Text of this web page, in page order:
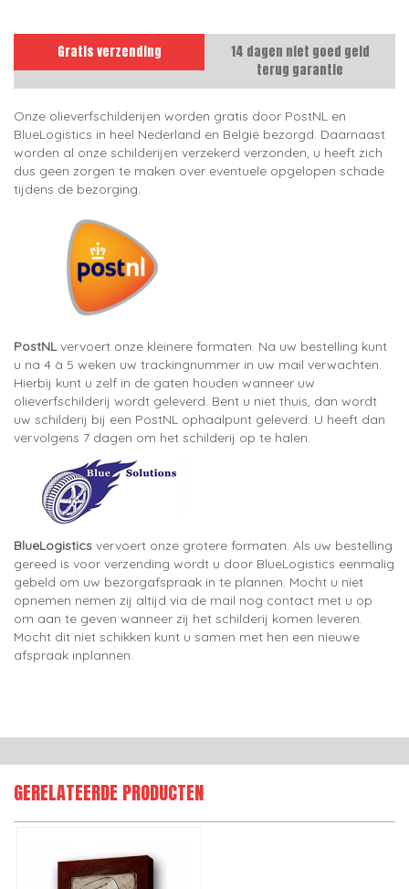
Gratis verzending
14 dagen niet goed geld
terug garantie
Onze olieverfschilderijen worden gratis door PostNL en
BlueLogistics in heel Nederland en België bezorgd. Daarnaast
worden al onze schilderijen verzekerd verzonden, u heeft zich
dus geen zorgen te maken over eventuele opgelopen schade
tijdens de bezorging.
PostNLvervoert onze kleinere formaten. Na uw bestelling kunt
u na 4 à 5 weken uw trackingnummer in uw mail verwachten.
Hierbij kunt u zelf in de gaten houden wanneer uw
olieverfschilderij wordt geleverd. Bent u niet thuis, dan wordt
uw schilderij bij een PostNL ophaalpunt geleverd. U heeft dan
vervolgens 7 dagen om het schilderij op te halen.
BlueLogistics vervoert onze grotere formaten. Als uw bestelling
gereed is voor verzending wordt u door BlueLogistics eenmalig
gebeld om uw bezorgafspraak in te plannen. Mocht u niet
opnemen nemen zij altijd via de mail nog contact met u op
om aan te geven wanneer zij het schilderij komen leveren.
Mocht dit niet schikken kunt u samen met hen een nieuwe
afspraak inplannen.
GERELATEERDE PRODUCTEN